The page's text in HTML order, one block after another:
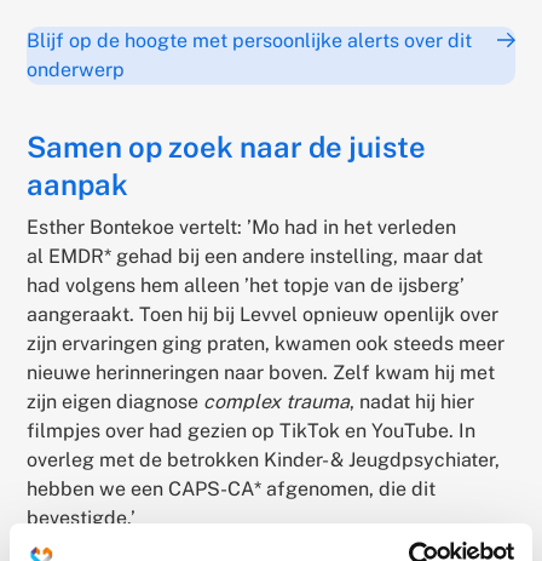
Blijf op de hoogte met persoonlijke alerts over dit
onderwerp
Samen op zoek naar de juiste
aanpak
Esther Bontekoe vertelt: ’Mo had in het verleden
al EMDR* gehad bij een andere instelling, maar dat
had volgens hem alleen ’het topje van de ijsberg’
aangeraakt. Toen hij bij Levvel opnieuw openlijk over
zijn ervaringen ging praten, kwamen ook steeds meer
nieuwe herinneringen naar boven. Zelf kwam hij met
zijn eigen diagnose complex trauma, nadat hij hier
filmpjes over had gezien op TikTok en YouTube. In
overleg met de betrokken Kinder- & Jeugdpsychiater,
hebben we een CAPS-CA* afgenomen, die dit
bevestigde.’